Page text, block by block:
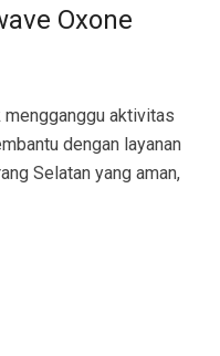
Oxone
aktivitas
dengan layanan
Selatan yang aman,